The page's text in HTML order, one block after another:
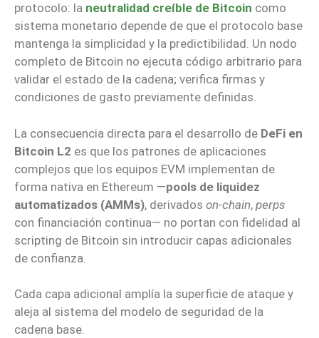
protocolo: la neutralidad creíble de Bitcoin como
sistema monetario depende de que el protocolo base
mantenga la simplicidad y la predictibilidad. Un nodo
completo de Bitcoin no ejecuta código arbitrario para
validar el estado de la cadena; verifica firmas y
condiciones de gasto previamente definidas.
La consecuencia directa para el desarrollo de DeFi en
Bitcoin L2 es que los patrones de aplicaciones
complejos que los equipos EVM implementan de
forma nativa en Ethereum —pools de liquidez
automatizados (AMMs), derivados on-chain, perps
con financiación continua— no portan con fidelidad al
scripting de Bitcoin sin introducir capas adicionales
de confianza.
Cada capa adicional amplía la superficie de ataque y
aleja al sistema del modelo de seguridad de la
cadena base.